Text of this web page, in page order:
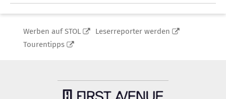
Werben auf STOL
Leserreporter werden
Tourentipps